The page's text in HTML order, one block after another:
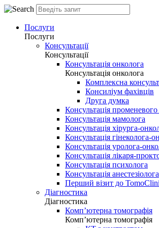
Послуги
Послуги
Консультації
Консультації
Консультація онколога
Консультація онколога
Комплексна
Консиліум фахівців
Друга думка
Консультація променевого
Консультація мамолога
Консультація хірурга-
Консультація гінеколога-
Консультація уролога-
Консультація лікаря-
Консультація психолога
Консультація анестезіолога
Перший візит до
Діагностика
Діагностика
Комп’ютерна томографія
Комп’ютерна томографія